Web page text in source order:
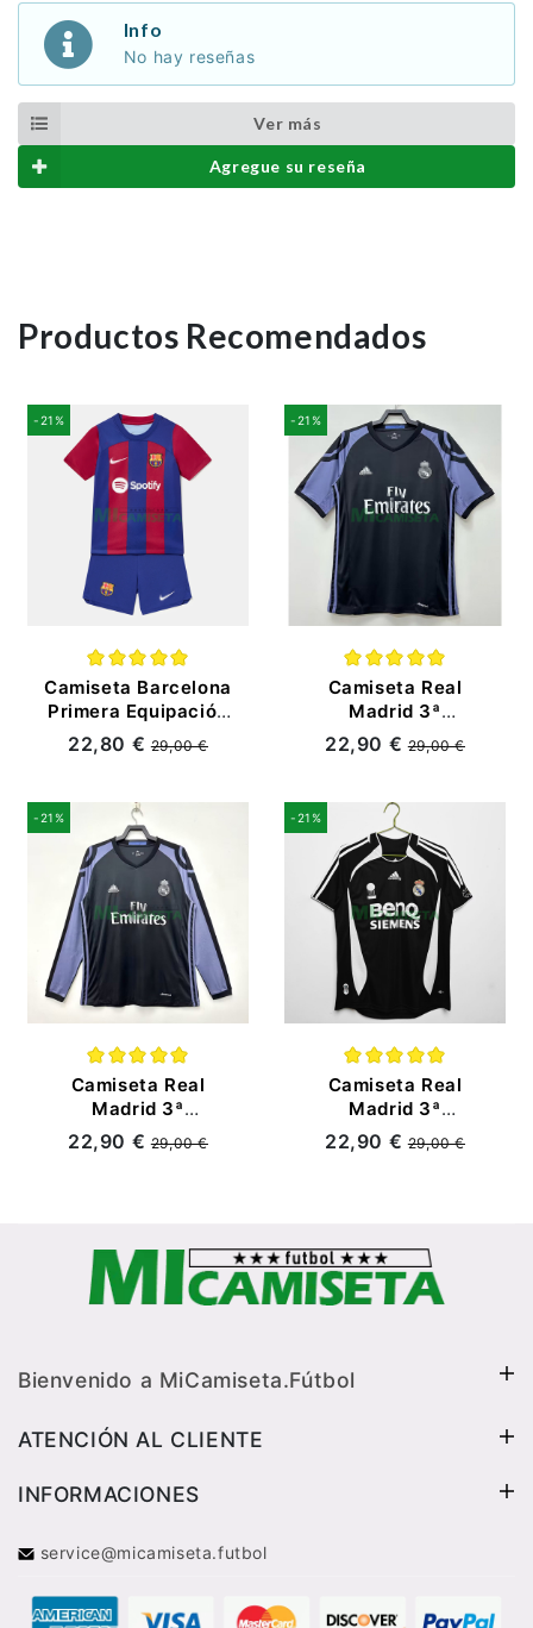
Info
No hay reseñas
Ver más
Agregue su reseña
Productos Recomendados
-21%
Camiseta Barcelona
Primera Equipación
2023/2024 Niño Kit
22,80 €29,00 €
-21%
Camiseta Real
Madrid 3ª
Equipación Retro
16/17
22,90 €29,00 €
-21%
Camiseta Real
Madrid 3ª
Equipación Retro
16/17 ML
22,90 €29,00 €
-21%
Camiseta Real
Madrid 3ª
Equipación Retro
2006/07
22,90 €29,00 €
Bienvenido a MiCamiseta.Fútbol
ATENCIÓN AL CLIENTE
INFORMACIONES
service@micamiseta.futbol